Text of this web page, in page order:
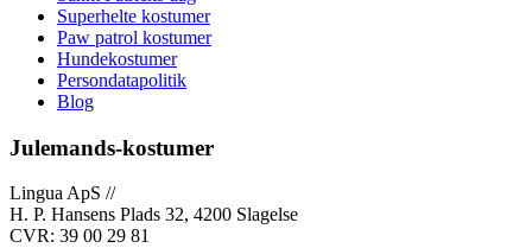
Superhelte kostumer
Paw patrol kostumer
Hundekostumer
Persondatapolitik
Blog
Julemands-kostumer
Lingua ApS //
H. P. Hansens Plads 32, 4200 Slagelse
CVR: 39 00 29 81